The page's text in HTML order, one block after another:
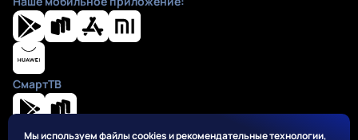
Мы используем файлы cookies и рекомендательные технологии,
СмартТВ